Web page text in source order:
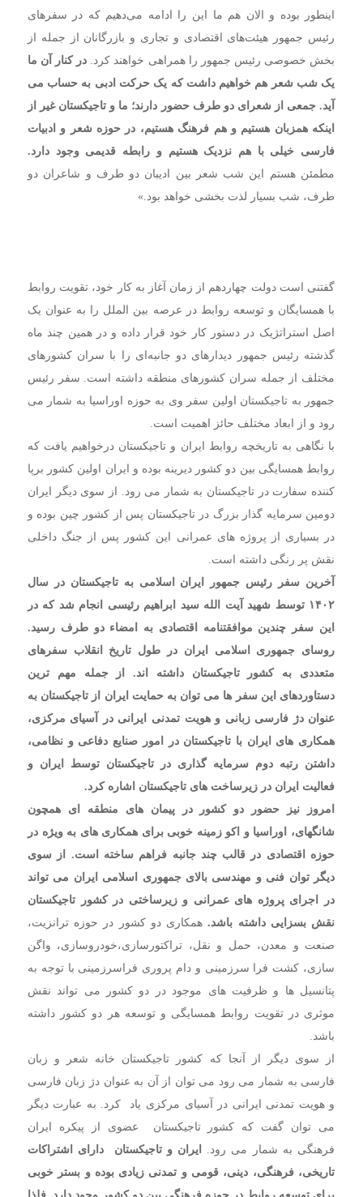
اینطور بوده و الان هم ما این را ادامه می‌دهیم که در سفرهای
رئیس جمهور هیئت‌های اقتصادی و تجاری و بازرگانان از جمله از
بخش خصوصی رئیس جمهور را همراهی خواهند کرد. در کنار آن ما
یک شب شعر هم خواهیم داشت که یک حرکت ادبی به حساب می
آید. جمعی از شعرای دو طرف حضور دارند؛ ما و تاجیکستان غیر از
اینکه همزبان هستیم و هم فرهنگ هستیم، در حوزه شعر و ادبیات
فارسی خیلی با هم نزدیک هستیم و رابطه قدیمی وجود دارد.
مطمئن هستم این شب شعر بین ادیبان دو طرف و شاعران دو
طرف، شب بسیار لذت بخشی خواهد بود.»
گفتنی است دولت چهاردهم از زمان آغاز به کار خود، تقویت روابط
با همسایگان و توسعه روابط در عرصه بین الملل را به عنوان یک
اصل استراتژیک در دستور کار خود قرار داده و در همین چند ماه
گذشته رئیس جمهور دیدارهای دو جانبه‌ای را با سران کشورهای
مختلف از جمله سران کشورهای منطقه داشته است. سفر رئیس
جمهور به تاجیکستان اولین سفر وی به حوزه اوراسیا به شمار می
رود و از ابعاد مختلف حائز اهمیت است.
با نگاهی به تاریخچه روابط ایران و تاجیکستان درخواهیم یافت که
روابط همسایگی بین دو کشور دیرینه بوده و ایران اولین کشور برپا
کننده سفارت در تاجیکستان به شمار می رود. از سوی دیگر ایران
دومین سرمایه گذار بزرگ در تاجیکستان پس از کشور چین بوده و
در بسیاری از پروژه های عمرانی این کشور پس از جنگ داخلی
نقش پر رنگی داشته است.
آخرین سفر رئیس جمهور ایران اسلامی به تاجیکستان در سال
۱۴۰۲ توسط شهید آیت الله سید ابراهیم رئیسی انجام شد که در
این سفر چندین موافقتنامه اقتصادی به امضاء دو طرف رسید.
روسای جمهوری اسلامی ایران در طول تاریخ انقلاب سفرهای
متعددی به کشور تاجیکستان داشته اند. از جمله مهم ترین
دستاوردهای این سفر ها می توان به حمایت ایران از تاجیکستان به
عنوان دژ فارسی زبانی و هویت تمدنی ایرانی در آسیای مرکزی،
همکاری های ایران با تاجیکستان در امور صنایع دفاعی و نظامی،
داشتن رتبه دوم سرمایه گذاری در تاجیکستان توسط ایران و
فعالیت ایران در زیرساخت های تاجیکستان اشاره کرد.
امروز نیز حضور دو کشور در پیمان های منطقه ای همچون
شانگهای، اوراسیا و اکو زمینه خوبی برای همکاری های به ویژه در
حوزه اقتصادی در قالب چند جانبه فراهم ساخته است. از سوی
دیگر توان فنی و مهندسی بالای جمهوری اسلامی ایران می تواند
در اجرای پروژه های عمرانی و زیرساختی در کشور تاجیکستان
نقش بسزایی داشته باشد.همکاری دو کشور در حوزه ترانزیت،
صنعت و معدن، حمل و نقل، تراکتورسازی،خودروسازی، واگن
سازی، کشت فرا سرزمینی و دام پروری فراسرزمینی با توجه به
پتانسیل ها و ظرفیت های موجود در دو کشور می تواند نقش
موثری در تقویت روابط همسایگی و توسعه هر دو کشور داشته
باشد.
از سوی دیگر از آنجا که کشور تاجیکستان خانه شعر و زبان
فارسی به شمار می رود می توان از آن به عنوان دژ زبان فارسی
و هویت تمدنی ایرانی در آسیای مرکزی یاد کرد. به عبارت دیگر
می توان گفت که کشور تاجیکستان عضوی از پیکره ایران
فرهنگی به شمار می رود. ایران و تاجیکستان دارای اشتراکات
تاریخی، فرهنگی، دینی، قومی و تمدنی زیادی بوده و بستر خوبی